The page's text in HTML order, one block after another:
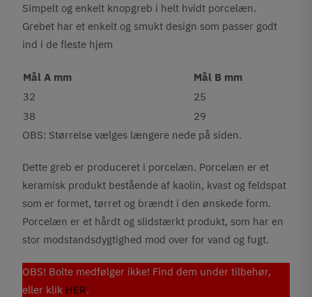
Simpelt og enkelt knopgreb i helt hvidt porcelæn.
Grebet har et enkelt og smukt design som passer godt
ind i de fleste hjem
Mål A mm
Mål B mm
32
25
38
29
OBS: Størrelse vælges længere nede på siden.
Dette greb er produceret i porcelæn. Porcelæn er et
keramisk produkt bestående af kaolin, kvast og feldspat
som er formet, tørret og brændt i den ønskede form.
Porcelæn er et hårdt og slidstærkt produkt, som har en
stor modstandsdygtighed mod over for vand og fugt.
OBS! Bolte medfølger ikke! Find dem under tilbehør,
eller klik HER.